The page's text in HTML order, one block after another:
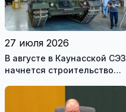
27 июля 2026
В августе в Каунасской СЭЗ
начнется строительство